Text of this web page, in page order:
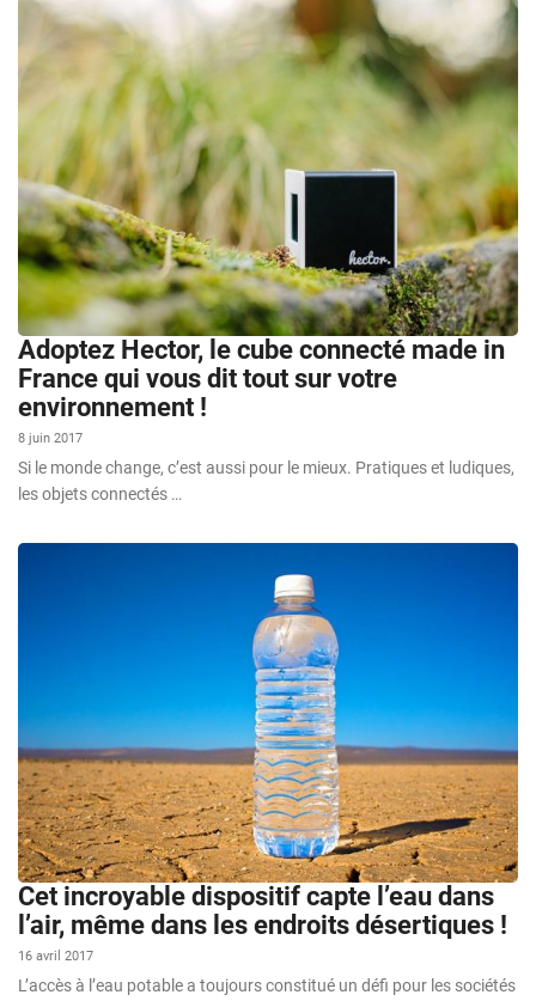
Adoptez Hector, le cube connecté made in
France qui vous dit tout sur votre
environnement !
8 juin 2017
Si le monde change, c’est aussi pour le mieux. Pratiques et ludiques,
les objets connectés …
Cet incroyable dispositif capte l’eau dans
l’air, même dans les endroits désertiques !
16 avril 2017
L’accès à l’eau potable a toujours constitué un défi pour les sociétés